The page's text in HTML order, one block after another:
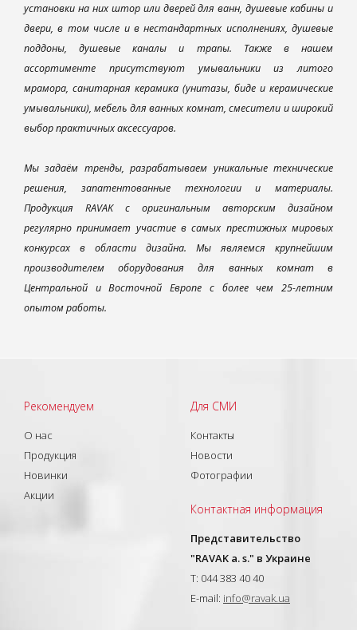
установки на них штор или дверей для ванн, душевые кабины и
двери, в том числе и в нестандартных исполнениях, душевые
поддоны, душевые каналы и трапы. Также в нашем
ассортименте присутствуют умывальники из литого
мрамора, санитарная керамика (унитазы, биде и керамические
умывальники), мебель для ванных комнат, смесители и широкий
выбор практичных аксессуаров.
Мы задаём тренды, разрабатываем уникальные технические
решения, запатентованные технологии и материалы.
Продукция RAVAK с оригинальным авторским дизайном
регулярно принимает участие в самых престижных мировых
конкурсах в области дизайна. Мы являемся крупнейшим
производителем оборудования для ванных комнат в
Центральной и Восточной Европе с более чем 25-летним
опытом работы.
Рекомендуем
О нас
Продукция
Новинки
Акции
Для СМИ
Контакты
Новости
Фотографии
Контактная информация
Представительство
"RAVAK a. s." в Украине
T: 044 383 40 40
E-mail: info@ravak.ua